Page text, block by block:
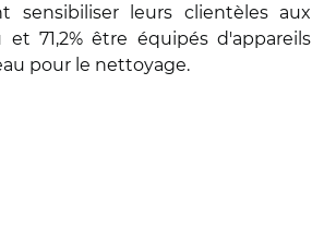
sensibiliser leurs clientèles aux
et 71,2% être équipés d'appareils
pour le nettoyage.